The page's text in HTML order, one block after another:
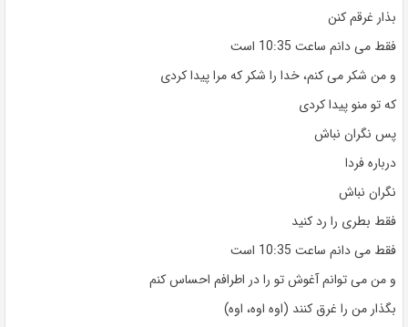
بذار غرقم کنن
فقط می دانم ساعت 10:35 است
و من شکر می کنم، خدا را شکر که مرا پیدا کردی
که تو منو پیدا کردی
پس نگران نباش
درباره فردا
نگران نباش
فقط بطری را رد کنید
فقط می دانم ساعت 10:35 است
و من می توانم آغوش تو را در اطرافم احساس کنم
بگذار من را غرق کنند (اوه اوه، اوه)